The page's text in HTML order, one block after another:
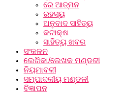
ରେ ଆତ୍ମନ
ରହସ୍ୟ
ଅନୁବାଦ ସାହିତ୍ୟ
କଟାକ୍ଷ
ସାହିତ୍ୟ ଖବର
ସଂକଳନ
ଲେଖିକା/ଲେଖକ ମଣ୍ଡଳୀ
ନିୟମାବଳୀ
ସମ୍ପାଦକୀୟ ମଣ୍ଡଳୀ
ବିଜ୍ଞାପନ